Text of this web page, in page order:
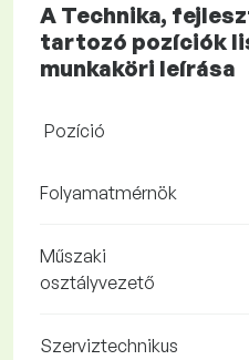
A Technika,
tartozó pozíciók
munkaköri leírása
Pozíció
Folyamatmérnök
Műszaki
osztályvezető
Szerviztechnikus